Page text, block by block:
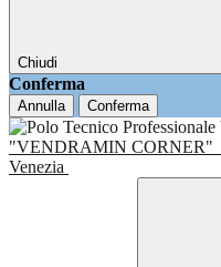
Chiudi
Conferma
Annulla Conferma
"VENDRAMIN CORNER"
Venezia